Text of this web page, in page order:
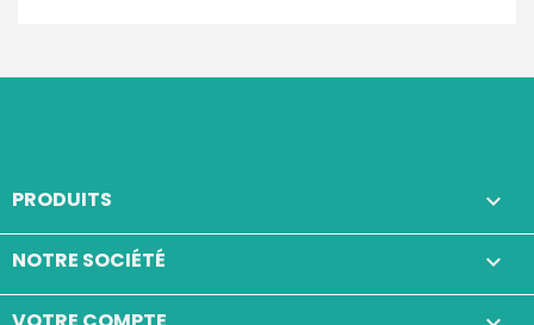
PRODUITS 
NOTRE SOCIÉTÉ 